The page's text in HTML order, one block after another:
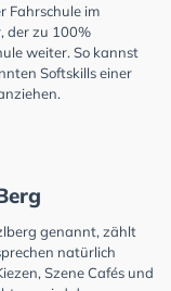
Fahrschule im
der zu 100%
weiter. So kannst
Softskills einer
genannt, zählt
natürlich
Szene Cafés und